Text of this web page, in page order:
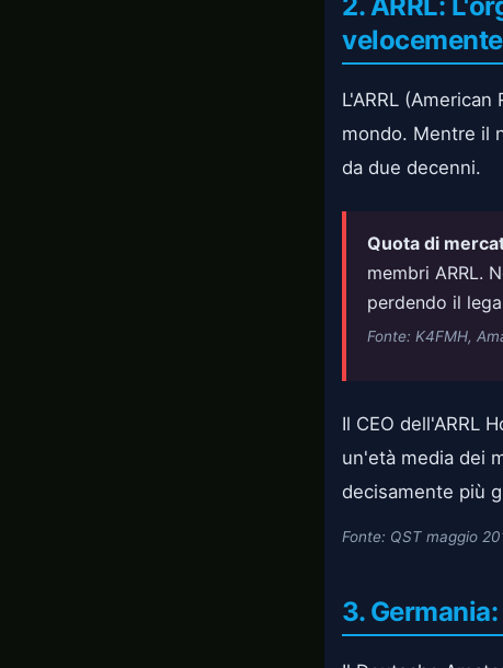
L'ARRL
mondo. Mentre il
da due decenni.
Quota di
membri ARRL.
perdendo il
Fonte: K4FMH,
Il CEO dell'ARRL
un'età media dei
decisamente più
Fonte: QST maggio
3.